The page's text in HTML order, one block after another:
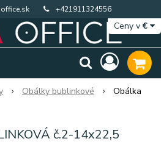
+421911324556
Ceny v€
Obálky bublinkové
Obálka
č.2-14x22,5